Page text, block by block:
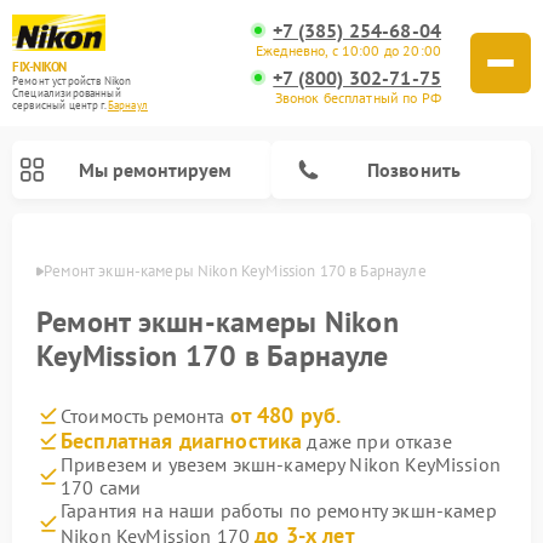
FIX-NIKON
Ремонт устройств Nikon
Специализированный
cервисный центр г.Барнаул
+7 (385) 254-68-04
Ежедневно, с 10:00 до 20:00
+7 (800) 302-71-75
Звонок бесплатный по РФ
Мы ремонтируем Позвонить
Ремонт экшн-камеры Nikon KeyMission 170 в Барнауле
Ремонт экшн-камеры Nikon
KeyMission 170 в Барнауле
Стоимость ремонта от 480 руб.
Бесплатная диагностика даже при отказе
Привезем и увезем экшн-камеру Nikon KeyMission
170 сами
Гарантия на наши работы по ремонту экшн-камер
Nikon KeyMission 170до 3-х лет